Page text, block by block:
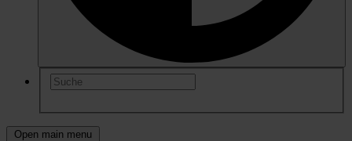
Open main menu